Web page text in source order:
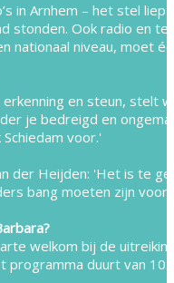
in Arnhem – het stel
stonden. Ook radio en
nationaal niveau, moet
en steun, stelt
je bedreigd en
voor.'
der Heijden: 'Het is te
bang moeten zijn
welkom bij de
programma duurt van